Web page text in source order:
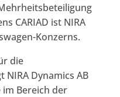
CARIAD ist NIRA
Konzerns.
die
Dynamics AB
Bereich der